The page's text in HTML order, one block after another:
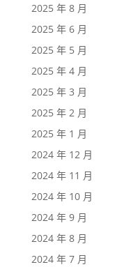
2025 年 8 月
2025 年 6 月
2025 年 5 月
2025 年 4 月
2025 年 3 月
2025 年 2 月
2025 年 1 月
2024 年 12 月
2024 年 11 月
2024 年 10 月
2024 年 9 月
2024 年 8 月
2024 年 7 月